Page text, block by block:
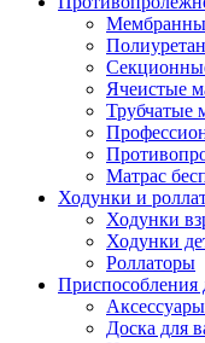
Ячеистые
Трубчатые
Матрас
Ходунки и
Ходунки
Ходунки
Роллаторы
Приспособления
Доска для